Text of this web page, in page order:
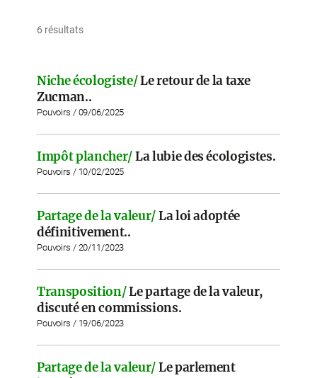
6 résultats
Niche écologiste/Le retour de la taxe
Zucman..
Pouvoirs / 09/06/2025
Impôt plancher/La lubie des écologistes.
Pouvoirs / 10/02/2025
Partage de la valeur/La loi adoptée
définitivement..
Pouvoirs / 20/11/2023
Transposition/Le partage de la valeur,
discuté en commissions.
Pouvoirs / 19/06/2023
Partage de la valeur/Le parlement